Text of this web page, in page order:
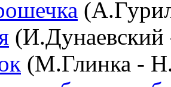
(И.Дунаевский
(М.Глинка -